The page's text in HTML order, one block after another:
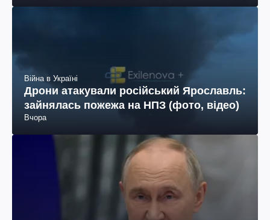
Війна в Україні
Дрони атакували російський Ярославль:
зайнялась пожежа на НПЗ (фото, відео)
Вчора